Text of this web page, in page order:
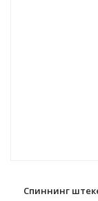
Спиннинг